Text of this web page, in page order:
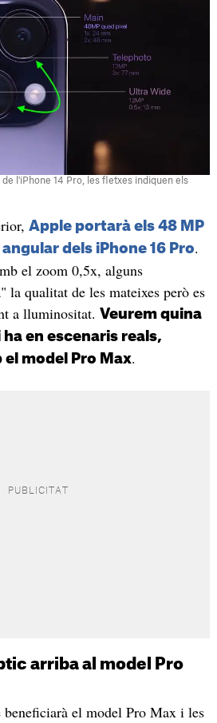
l'iPhone 14 Pro, les fletxes indiquen els
Apple portarà els 48 MP
dels iPhone 16 Pro.
el zoom 0,5x, alguns
la qualitat de les mateixes però es
a lluminositat. Veurem quina
en escenaris reals,
model Pro Max.
arriba al model Pro
el model Pro Max i les